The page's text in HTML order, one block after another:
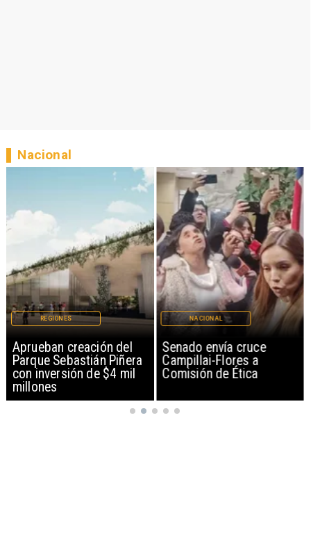
Aprueban creación del
Parque Sebastián Piñera
con inversión de $4 mil
millones
REGIONES
Senado envía cruce
Campillai-Flores a
Comisión de Ética
NACIONAL
Nacional